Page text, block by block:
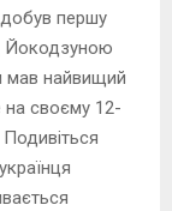
першу
Йокодзуною
найвищий
на своєму 12-
Подивіться